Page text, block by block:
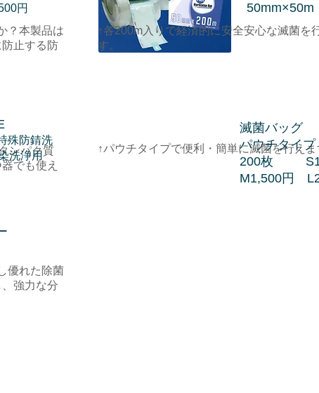
？本製品は
止する防
ンパク質
でも使え
優れた除菌
強力な分
円
殊防錆洗
洗浄用
50mm×50m
↑各200m入りで経済的に安全安心な滅菌を
す。
↑パウチタイプで便利・簡単に滅菌を行えま
滅菌バッグ
パウチタイプ
200枚
M1,500円